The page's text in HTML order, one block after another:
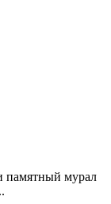
памятный мурал